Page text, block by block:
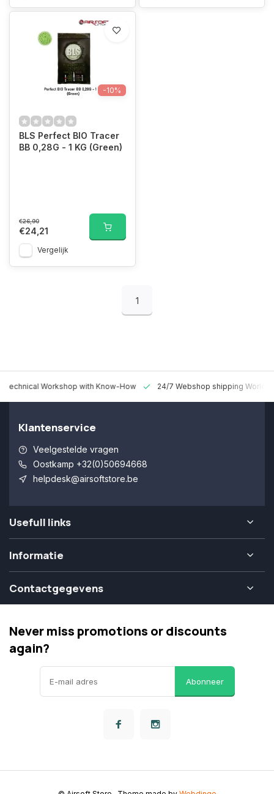
-10%
BLS Perfect BIO Tracer
BB 0,28G - 1 KG (Green)
€26,90
€24,21
Vergelijk
1
Technical Workshop with Know-How 24/7 Webshop shipping
Klantenservice
Veelgestelde vragen
Oostkamp +32(0)50694668
helpdesk@airsoftstore.be
Usefull links
Informatie
Contactgegevens
Never miss promotions or discounts
again?
Abonneer